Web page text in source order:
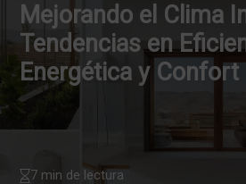
Mejorando el Clima
Tendencias en
Energética y Confort
7 min de lectura